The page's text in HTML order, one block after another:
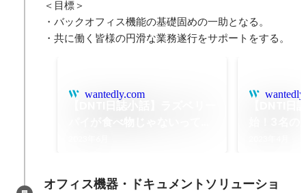
＜目標＞
・バックオフィス機能の基礎固めの一助となる。
・共に働く皆様の円滑な業務遂行をサポートをする。
wantedly.com
オフィス機器・ドキュメントソリューショ